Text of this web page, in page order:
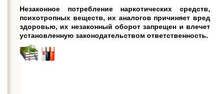
Незаконное потребление наркотических средств,
психотропных веществ, их аналогов причиняет вред
здоровью, их незаконный оборот запрещен и влечет
установленную законодательством ответственность.